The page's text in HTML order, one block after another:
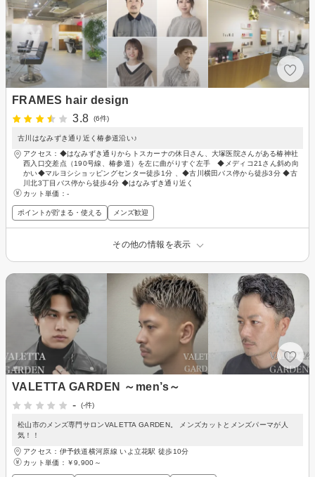
FRAMES hair design
3.8
(6件)
古川はなみずき通り近く椿参道沿い♪
アクセス：◆はなみずき通りからトスカーナの休日さん、大塚医院さんがある椿神社
西入口交差点（190号線、椿参道）を左に曲がりすぐ左手 ◆メディコ21さん斜め向
かい◆マルヨシショッピングセンター徒歩1分 、◆古川横田バス停から徒歩3分 ◆古
川北3丁目バス停から徒歩4分 ◆はなみずき通り近く
カット単価： -
ポイントが貯まる・使える メンズ歓迎
その他の情報を表示
VALETTA GARDEN ～men’s～
-
(-件)
松山市のメンズ専門サロンVALETTA GARDEN。 メンズカットとメンズパーマが人
気！！
アクセス：伊予鉄道横河原線 いよ立花駅 徒歩10分
カット単価： ￥9,900～